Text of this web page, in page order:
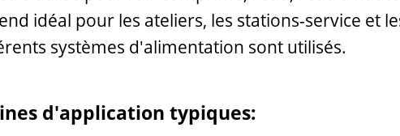
idéal pour les ateliers, les stations-service et
systèmes d'alimentation sont utilisés.
d'application typiques: